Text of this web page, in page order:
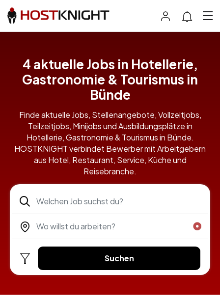
4 aktuelle Jobs in Hotellerie,
Gastronomie & Tourismus in
Bünde
Finde aktuelle Jobs, Stellenangebote, Vollzeitjobs,
Teilzeitjobs, Minijobs und Ausbildungsplätze in
Hotellerie, Gastronomie & Tourismus in Bünde.
HOSTKNIGHT verbindet Bewerber mit Arbeitgebern
aus Hotel, Restaurant, Service, Küche und
Reisebranche.
Suchen